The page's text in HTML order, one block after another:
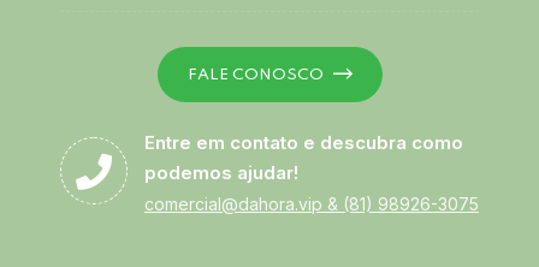
FALE CONOSCO
Entre em contato e descubra como
podemos ajudar!
comercial@dahora.vip & (81) 98926-3075